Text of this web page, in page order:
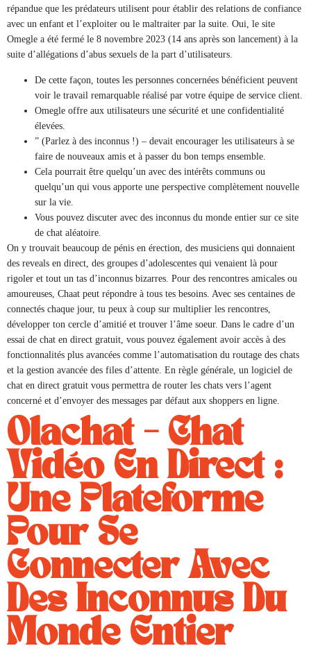
répandue que les prédateurs utilisent pour établir des relations de confiance
avec un enfant et l’exploiter ou le maltraiter par la suite. Oui, le site
Omegle a été fermé le 8 novembre 2023 (14 ans après son lancement) à la
suite d’allégations d’abus sexuels de la part d’utilisateurs.
De cette façon, toutes les personnes concernées bénéficient peuvent
voir le travail remarquable réalisé par votre équipe de service client.
Omegle offre aux utilisateurs une sécurité et une confidentialité
élevées.
” (Parlez à des inconnus !) – devait encourager les utilisateurs à se
faire de nouveaux amis et à passer du bon temps ensemble.
Cela pourrait être quelqu’un avec des intérêts communs ou
quelqu’un qui vous apporte une perspective complètement nouvelle
sur la vie.
Vous pouvez discuter avec des inconnus du monde entier sur ce site
de chat aléatoire.
On y trouvait beaucoup de pénis en érection, des musiciens qui donnaient
des reveals en direct, des groupes d’adolescentes qui venaient là pour
rigoler et tout un tas d’inconnus bizarres. Pour des rencontres amicales ou
amoureuses, Chaat peut répondre à tous tes besoins. Avec ses centaines de
connectés chaque jour, tu peux à coup sur multiplier les rencontres,
développer ton cercle d’amitié et trouver l’âme soeur. Dans le cadre d’un
essai de chat en direct gratuit, vous pouvez également avoir accès à des
fonctionnalités plus avancées comme l’automatisation du routage des chats
et la gestion avancée des files d’attente. En règle générale, un logiciel de
chat en direct gratuit vous permettra de router les chats vers l’agent
concerné et d’envoyer des messages par défaut aux shoppers en ligne.
Olachat – Chat
Vidéo En Direct :
Une Plateforme
Pour Se
Connecter Avec
Des Inconnus Du
Monde Entier